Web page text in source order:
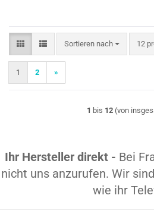
Sortieren nach
Sortieren nach 12
pro
1 2 »
1 bis 12 (von
Ihr Hersteller direkt - Bei
nicht uns anzurufen. Wir
wie ihr